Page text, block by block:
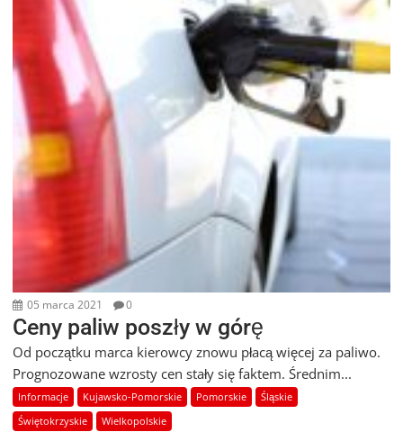
05 marca 2021 0
Ceny paliw poszły w górę
Od początku marca kierowcy znowu płacą więcej za paliwo.
Prognozowane wzrosty cen stały się faktem. Średnim...
Informacje Kujawsko-Pomorskie Pomorskie
Śląskie
Świętokrzyskie
Wielkopolskie